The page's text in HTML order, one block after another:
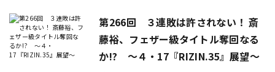
第266回 ３連敗は許されない！ 斎
藤裕、フェザー級タイトル奪回なる
か!? ～４・17『RIZIN.35』展望～